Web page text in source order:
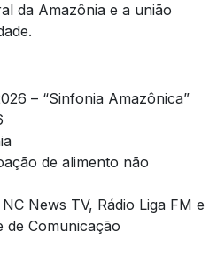
da Amazônia e a união
– “Sinfonia Amazônica”
de alimento não
News TV, Rádio Liga FM e
de Comunicação